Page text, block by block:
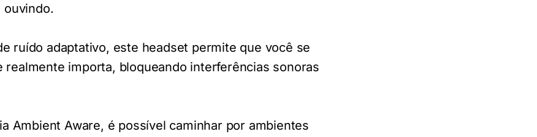
ouvindo.
ruído adaptativo, este headset permite que você se
realmente importa, bloqueando interferências sonoras
Ambient Aware, é possível caminhar por ambientes